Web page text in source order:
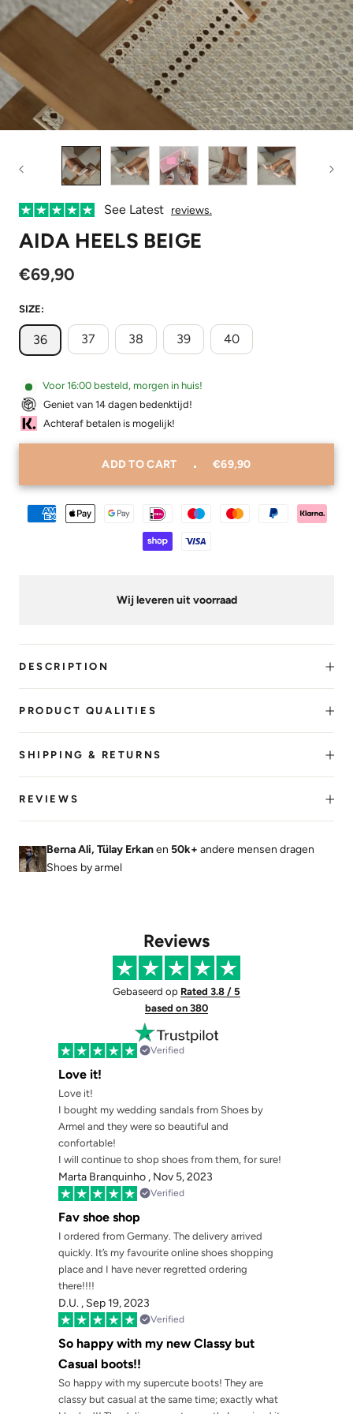
See Latest reviews.
AIDA HEELS BEIGE
€69,90
SIZE:
36 37 38 39 40
Voor 16:00 besteld, morgen in huis!
Geniet van 14 dagen bedenktijd!
Achteraf betalen is mogelijk!
ADD TO CART €69,90
Wij leveren uit voorraad
DESCRIPTION
PRODUCT QUALITIES
SHIPPING & RETURNS
REVIEWS
Berna Ali, Tülay Erkanen 50k+ andere mensen dragen
Shoes by armel
Reviews
Gebaseerd op Rated 3.8 / 5
based on 380
Verified
Love it!
Love it!
I bought my wedding sandals from Shoes by
Armel and they were so beautiful and
confortable!
I will continue to shop shoes from them, for sure!
Marta Branquinho , Nov 5, 2023
Verified
Fav shoe shop
I ordered from Germany. The delivery arrived
quickly. It’s my favourite online shoes shopping
place and I have never regretted ordering
there!!!!
D.U. , Sep 19, 2023
Verified
So happy with my new Classy but
Casual boots!!
So happy with my supercute boots! They are
classy but casual at the same time; exactly what